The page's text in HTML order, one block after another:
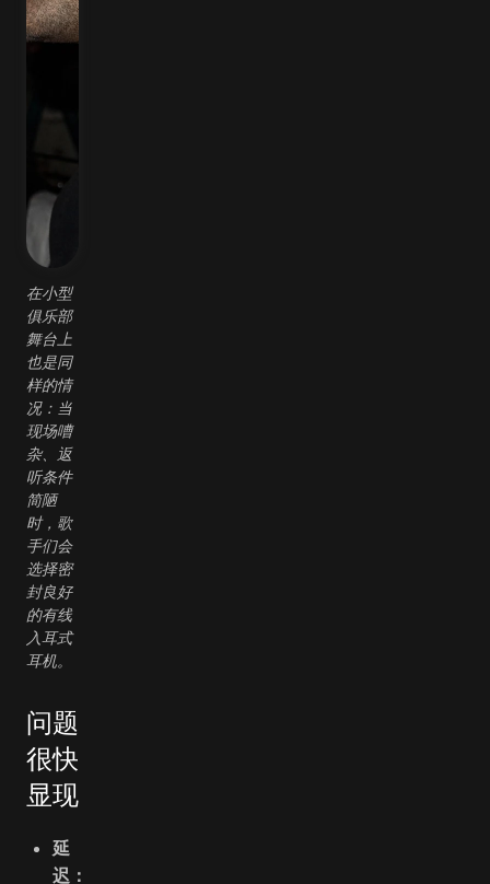
在小型
俱乐部
舞台上
也是同
样的情
况：当
现场嘈
杂、返
听条件
简陋
时，歌
手们会
选择密
封良好
的有线
入耳式
耳机。
问题
很快
显现
延
迟：